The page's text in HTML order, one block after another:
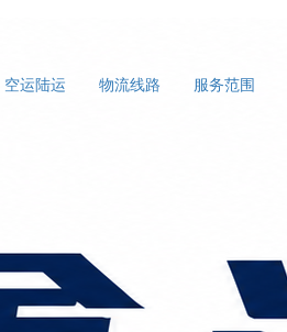
空运陆运 物流线路 服务范围